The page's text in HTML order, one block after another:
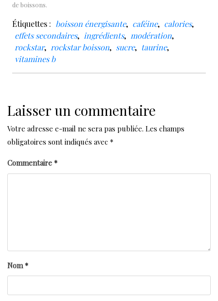
de boissons.
Étiquettes : boisson énergisante, caféine, calories,
effets secondaires, ingrédients, modération,
rockstar, rockstar boisson, sucre, taurine,
vitamines b
Laisser un commentaire
Votre adresse e-mail ne sera pas publiée. Les champs
obligatoires sont indiqués avec *
Commentaire *
Nom *